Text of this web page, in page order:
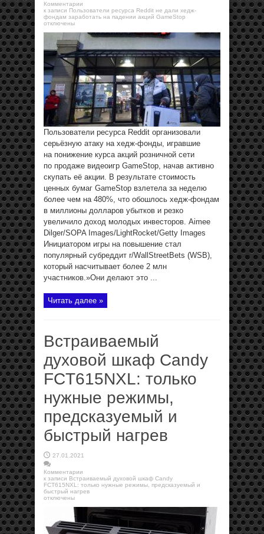
Комментарии
к записи Пользователи ресурса Reddit не дали хедж-
фондам заработать на падении акций GameStop
отключены
Пользователи ресурса Reddit организовали
серьёзную атаку на хедж-фонды, игравшие
на понижение курса акций розничной сети
по продаже видеоигр GameStop, начав активно
скупать её акции. В результате стоимость
ценных бумаг GameStop взлетела за неделю
более чем на 480%, что обошлось хедж-фондам
в миллионы долларов убытков и резко
увеличило доход молодых инвесторов. Aimee
Dilger/SOPA Images/LightRocket/Getty Images
Инициатором игры на повышение стал
популярный субреддит r/WallStreetBets (WSB),
который насчитывает более 2 млн
участников.»Они делают это ...
Читать далее »
Встраиваемый
духовой шкаф Candy
FCT615NXL: только
нужные режимы,
предсказуемый и
быстрый нагрев
27.01.2021
Комментарии
к записи Встраиваемый духовой шкаф Candy
FCT615NXL: только нужные режимы, предсказуемый и
быстрый нагрев
отключены